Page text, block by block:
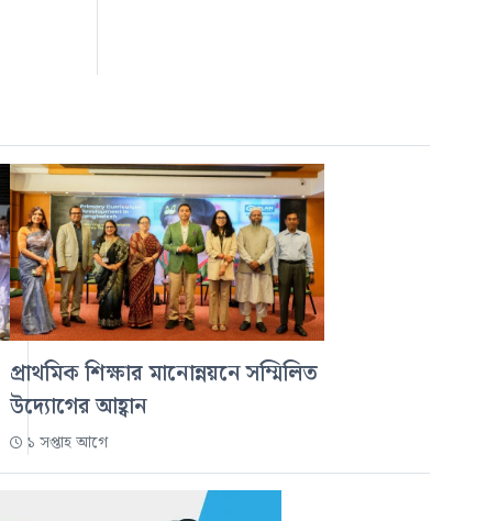
প্রাথমিক শিক্ষার মানোন্নয়নে সম্মিলিত
উদ্যোগের আহ্বান
১ সপ্তাহ আগে